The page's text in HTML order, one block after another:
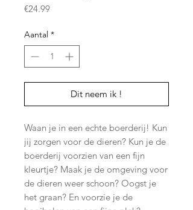
€24.99Prijs
Aantal *
Dit neem ik !
Waan je in een echte boerderij! Kun
jij zorgen voor de dieren? Kun je de
boerderij voorzien van een fijn
kleurtje? Maak je de omgeving voor
de dieren weer schoon? Oogst je
het graan? En voorzie je de